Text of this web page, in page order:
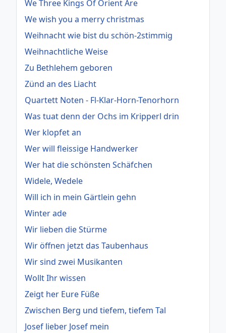
We Three Kings Of Orient Are
We wish you a merry christmas
Weihnacht wie bist du schön-2stimmig
Weihnachtliche Weise
Zu Bethlehem geboren
Zünd an des Liacht
Quartett Noten - Fl-Klar-Horn-Tenorhorn
Was tuat denn der Ochs im Kripperl drin
Wer klopfet an
Wer will fleissige Handwerker
Wer hat die schönsten Schäfchen
Widele, Wedele
Will ich in mein Gärtlein gehn
Winter ade
Wir lieben die Stürme
Wir öffnen jetzt das Taubenhaus
Wir sind zwei Musikanten
Wollt Ihr wissen
Zeigt her Eure Füße
Zwischen Berg und tiefem, tiefem Tal
Josef lieber Josef mein